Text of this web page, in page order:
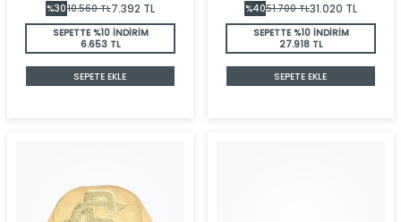
%3010.560TL7.392 TL
SEPETTE %10 İNDİRİM
6.653 TL
SEPETE EKLE
%4051.700TL31.020 TL
SEPETTE %10 İNDİRİM
27.918 TL
SEPETE EKLE